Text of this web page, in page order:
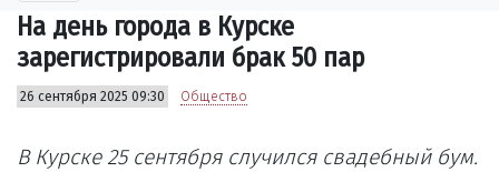
На день города в Курске
зарегистрировали брак 50 пар
26 сентября 2025 09:30 Общество
В Курске 25 сентября случился свадебный бум.